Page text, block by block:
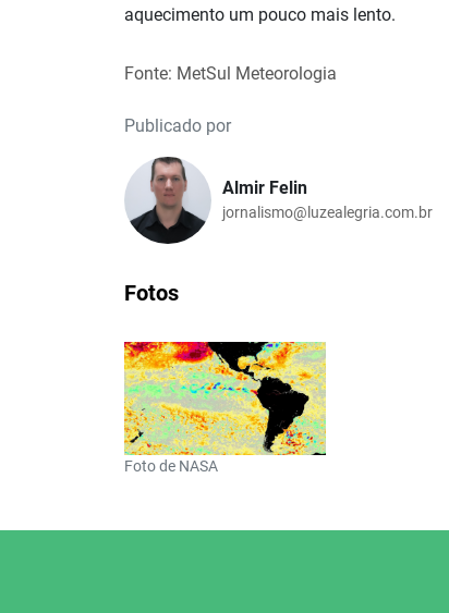
aquecimento um pouco mais lento.
Fonte: MetSul Meteorologia
Publicado por
Almir Felin
jornalismo@luzealegria.com.br
Fotos
Foto de NASA